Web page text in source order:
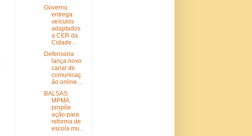
Governo
entrega
veículos
adaptados
a CER da
Cidade...
Defensoria
lança novo
canal de
comunicaç
ão online ...
BALSAS:
MPMA
propõe
ação para
reforma de
escola mu...